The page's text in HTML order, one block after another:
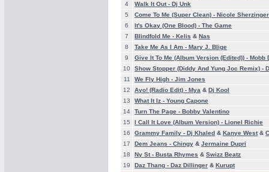
4
Walk It Out - Dj Unk
5
Come To Me (Super Clean) - Nicole Sherzinger
6
It's Okay (One Blood) - The Game
7
Blindfold Me - Kelis & Nas
8
Take Me As I Am - Mary J. Blige
9
Give It To Me (Album Version (Edited)) - Mobb
10
Show Stopper (Diddy And Yung Joc Remix) -
11
We Fly High - Jim Jones
12
Ayo! (Radio Edit) - Mya & Dj Kool
13
What It Iz - Young Capone
14
Turn The Page - Bobby Valentino
15
I Call It Love (Album Version) - Lionel Richie
16
Grammy Family - Dj Khaled & Kanye West&
17
Dem Jeans - Chingy & Jermaine Dupri
18
Ny St - Busta Rhymes & Swizz Beatz
19
Daz Thang - Daz Dillinger & Kurupt